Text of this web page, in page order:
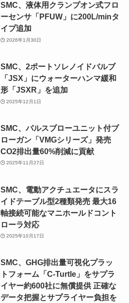
SMC、液体用クランプオン式フロ
ーセンサ「PFUW」に200L/minタ
イプ追加
2026年1月30日
SMC、2ポートソレノイドバルブ
「JSX」にウォーターハンマ緩和
形「JSXR」を追加
2025年12月1日
SMC、パルスブローユニット付ブ
ローガン「VMGシリーズ」発売
CO2排出量60%削減に貢献
2025年11月27日
SMC、電動アクチュエータにスラ
イドテーブル型2種類発売 最大16
軸接続可能なマニホールドコント
ローラ対応
2025年10月17日
SMC、GHG排出量可視化プラッ
トフォーム「C-Turtle」をサプラ
イヤー約600社に無償提供 正確な
データ把握とサプライヤー負担を